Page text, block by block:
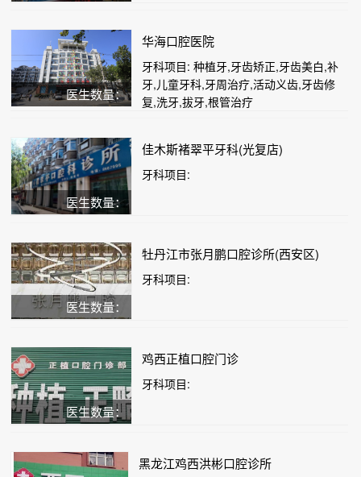
医生数量：
华海口腔医院
牙科项目: 种植牙,牙齿矫正,牙齿美白,补
牙,儿童牙科,牙周治疗,活动义齿,牙齿修
复,洗牙,拔牙,根管治疗
医生数量：
佳木斯褚翠平牙科(光复店)
牙科项目:
医生数量：
牡丹江市张月鹏口腔诊所(西安区)
牙科项目:
医生数量：
鸡西正植口腔门诊
牙科项目:
黑龙江鸡西洪彬口腔诊所